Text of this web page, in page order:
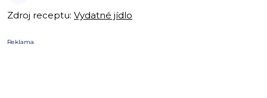
Zdroj receptu: Vydatné jídlo
Reklama